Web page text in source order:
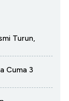
Turun,
Cuma 3